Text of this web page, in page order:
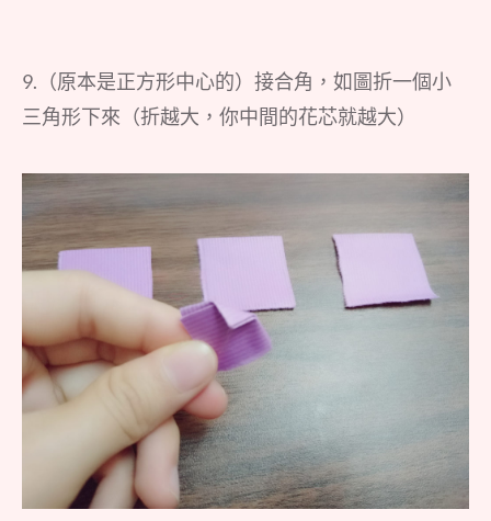
9.（原本是正方形中心的）接合角，如圖折一個小
三角形下來（折越大，你中間的花芯就越大）